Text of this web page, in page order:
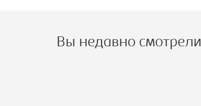
Вы недавно смотрели